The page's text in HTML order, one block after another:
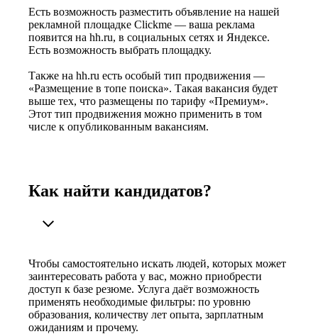
Есть возможность разместить объявление на нашей
рекламной площадке Clickme — ваша реклама
появится на hh.ru, в социальных сетях и Яндексе.
Есть возможность выбрать площадку.
Также на hh.ru есть особый тип продвижения —
«Размещение в топе поиска». Такая вакансия будет
выше тех, что размещены по тарифу «Премиум».
Этот тип продвижения можно применить в том
числе к опубликованным вакансиям.
Как найти кандидатов?
Чтобы самостоятельно искать людей, которых может
заинтересовать работа у вас, можно приобрести
доступ к базе резюме. Услуга даёт возможность
применять необходимые фильтры: по уровню
образования, количеству лет опыта, зарплатным
ожиданиям и прочему.